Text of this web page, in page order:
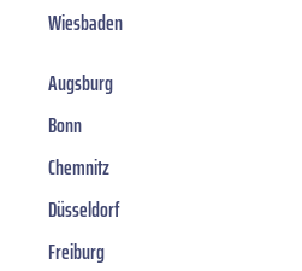
Wiesbaden
Augsburg
Bonn
Chemnitz
Düsseldorf
Freiburg